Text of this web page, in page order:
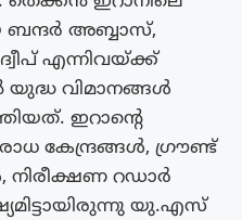
ബന്ദർ അബ്ബാസ്,
എന്നിവയ്ക്ക്
വിമാനങ്ങൾ
ഇറാൻ്റെ
കേന്ദ്രങ്ങൾ, ഗ്രൗണ്ട്
റഡാർ
യു.എസ്